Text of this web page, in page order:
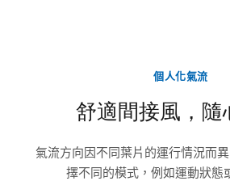
個人化氣流
舒適間接風，隨
氣流方向因不同葉片的運行情況而
擇不同的模式，例如運動狀態